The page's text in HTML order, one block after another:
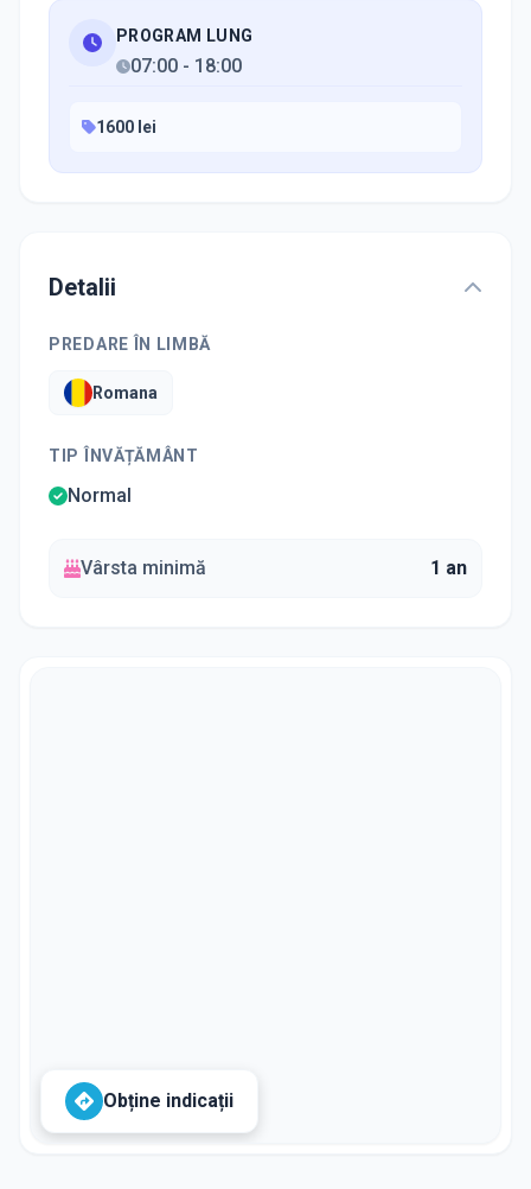
PROGRAM LUNG
07:00 - 18:00
1600 lei
Detalii
PREDARE ÎN LIMBĂ
Romana
TIP ÎNVĂȚĂMÂNT
Normal
Vârsta minimă 1 an
Obține indicații